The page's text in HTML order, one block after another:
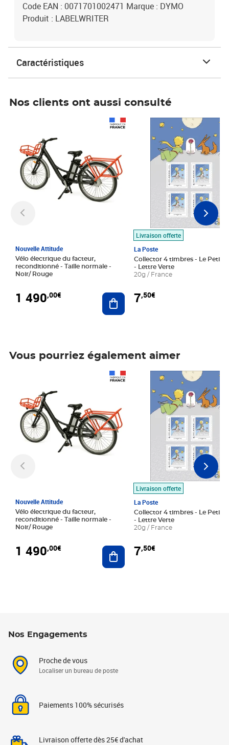
Code EAN : 0071701002471 Marque : DYMO
Produit : LABELWRITER
Caractéristiques
Nos clients ont aussi consulté
Nouvelle Attitude
Vélo électrique du facteur,
reconditionné - Taille normale -
Noir/ Rouge
1 490,00€ Ajouter au panier
Livraison offerte
La Poste
Collector 4 timbres - Le Petit
- Lettre Verte
20g / France
7,50€
Prix 7,50€
Vous pourriez également aimer
Nouvelle Attitude
Vélo électrique du facteur,
reconditionné - Taille normale -
Noir/ Rouge
1 490,00€ Ajouter au panier
Livraison offerte
La Poste
Collector 4 timbres - Le Petit
- Lettre Verte
20g / France
7,50€
Prix 7,50€
Nos Engagements
Proche de vous
Localiser un bureau de poste
Paiements 100% sécurisés
Livraison offerte dès 25€ d'achat